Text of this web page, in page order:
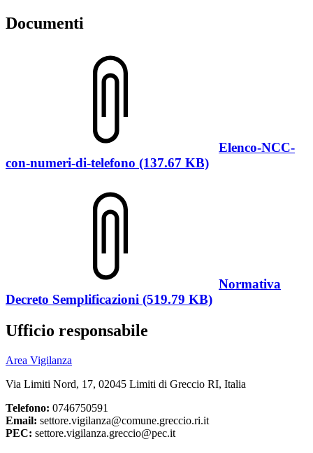
Documenti
Elenco-NCC-
con-numeri-di-telefono (137.67 KB)
Normativa
Decreto Semplificazioni (519.79 KB)
Ufficio responsabile
Area Vigilanza
Via Limiti Nord, 17, 02045 Limiti di Greccio RI, Italia
Telefono: 0746750591
Email: settore.vigilanza@comune.greccio.ri.it
PEC: settore.vigilanza.greccio@pec.it